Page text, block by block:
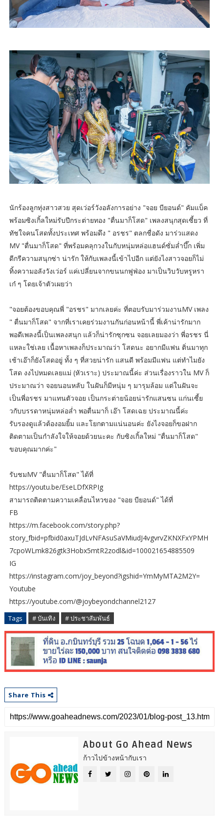
นักร้องลูกทุ่งสาวสวย​ สุดเว่อร์วังอลังการอย่าง​ "จอย​ บียอนด์" คัมแบ็ค
พร้อมซิงเกิ้ลใหม่รับปีกระต่ายทอง​ "ตื่นมาก็โสด" เพลงสนุกสุดเซี้ยว​ ที่
ทัชใจคนโสดทั้งประเทศ​ พร้อมดึง​ " อรชร" ตลกชื่อดัง​ มาร่วแสดง​
MV "ตื่นมาก็โสด" ที่พร้อมคลุกวงในกับหนุ่มหล่อแฮนด์ซั่ม​ล่ำบึ๊ก เพิ่ม
ดีกรีความสนุกซ่า​ น่ารัก​ ให้กับเพลงนี้เข้าไปอีก​ แต่ยังไงสาวจอยก็ไม่
ทิ้งความอลังวังเว่อร์​ แค่เปลี่ยนจากขนนกฟูฟ่อง​ มาเป็นวิบวับหรูหรา
เก๋​ ๆ​ โดยเจ้าตัวเผยว่า
"จอยต้องขอบคุณพี่​ "อรชร" มากเลยค่ะ​ ที่ตอบรับมาร่วมงานMV เพลง​
" ตื่นมาก็โสด" จากที่เราเคยร่วมงานกันก่อนหน้านี้​ พี่เค้าน่ารักมาก​
พอดีเพลงนี้เป็นเพลงสนุก​ แล้วก็น่ารักซุกซน​ จอยเลยมองว่า​ พี่อรชร​ นี่
แหละใช่เลย​ เนื้อหาเพลงก็ประมาณว่า​ โสดนะ​ อยากมีแฟน​ ติ่นมาทุก
เช้า​เอ๊าก็ยังโสด​อยู่ ทั้ง​ ๆ​ ที่สวยน่ารัก​ แสนดี​ พร้อมมีแฟน​ แต่ทำไมยัง
โสด​ งงไปหมดเลยแม่​ (หัวเราะ)​ ประมาณนี้ค่ะ​ ส่วนเรื่องราวใน​ MV​ ก็
ประมาณว่า​ จอยนอนหลับ​ ในฝันก็มีหนุ่ม​ ๆ​ มารุมล้อม​ แต่ในฝันจะ
เป็นพี่อรชร​ มาแทนตัวจอย​ เป็นกระต่ายน้อยน่ารักแสนซน​ แก่นเซี้ย
วกับบรรดาหนุ่มหล่อล่ำ พอตื่นมา​ก็​ เอ๊า โสดเฉย​ ประมาณนี้ค่ะ​
รับรองดูแล้วต้องอมยิ้ม​ และโยกตามแน่นอนค่ะ​ ยังไงจอยก็ขอฝาก
ติดตามเป็นกำลังใจให้จอยด้วยนะคะ​ กับซิงเกิ้ลใหม่​ "ตื่นมาก็โสด"
ขอบคุณมากค่ะ"
รับชม​MV​ "ตื่นมาก็โสด" ได้ที่
https://youtu.be/EseLDfXRPIg
สามารถติดตามความเคลื่อนไหวของ​ "จอย​ บียอนด์" ได้ที่
FB
https://m.facebook.com/story.php?
story_fbid=pfbid0axuTJdLvNFAsuSaVMiudJ4vgvrvZKNXFxYPMH
7cpoWLmk826gtk3Hobx5mtR2zodl&id=100021654885509
IG
https://instagram.com/joy_beyond?igshid=YmMyMTA2M2Y=
Youtube
https://youtube.com/@joybeyondchannel2127
Tags # บันเทิง # ประชาสัมพันธ์
Share This
About Go Ahead News
ก้าวไปข้างหน้ากับเรา